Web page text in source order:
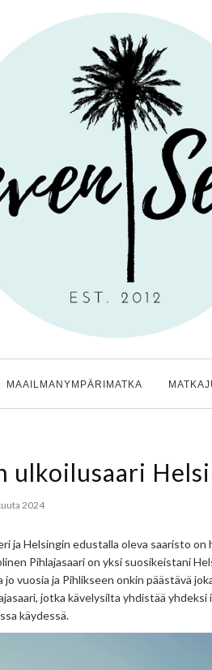
MAAILMANYMPÄRIMATKA
ulkoilusaari
2024
ja Helsingin edustalla oleva saaristo on
Pihlajasaari on yksi suosikeistani
vuosia ja Pihlikseen onkin päästävä
jotka kävelysilta yhdistää yhdeksi
käydessä.